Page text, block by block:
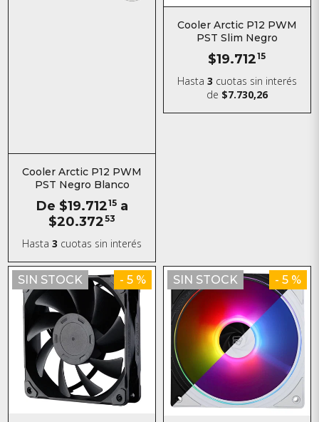
Cooler Arctic P12 PWM
PST Negro Blanco
De $19.71215 a
$20.37253
Hasta3 cuotas sin interés
Cooler Arctic P12 PWM
PST Slim Negro
$19.71215
Hasta 3 cuotas sin interés
de $7.730,26
SIN STOCK - 5 % SIN STOCK - 5 %